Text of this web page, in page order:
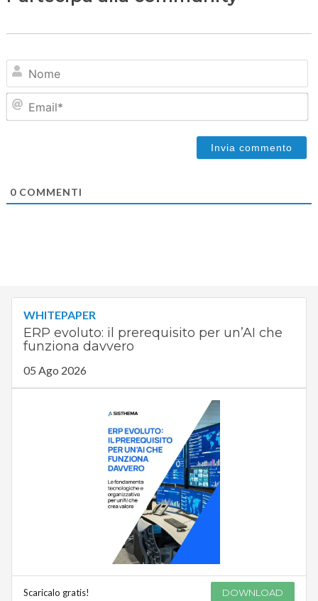
0COMMENTI
WHITEPAPER
ERP evoluto: il prerequisito per un’AI che
funziona davvero
05 Ago 2026
Scaricalo gratis! DOWNLOAD